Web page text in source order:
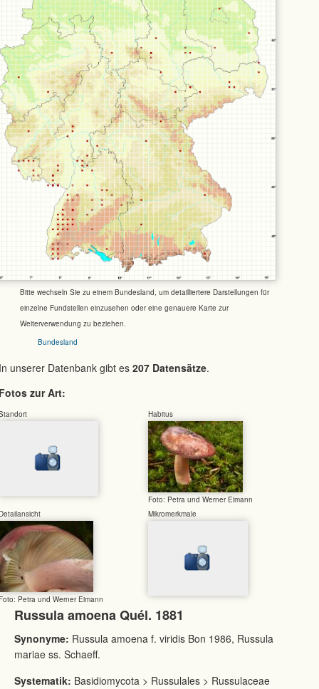
Bitte wechseln Sie zu einem Bundesland, um detailliertere Darstellungen für
einzelne Fundstellen einzusehen oder eine genauere Karte zur
Weiterverwendung zu beziehen.
Bundesland
unserer Datenbank gibt es 207 Datensätze.
zur Art:
Habitus
Foto: Petra und Werner Eimann
Petra und Werner Eimann
Mikromerkmale
Russula amoena Quél. 1881
Synonyme: Russula amoena f. viridis Bon 1986, Russula
mariae ss. Schaeff.
Systematik: Basidiomycota > Russulales > Russulaceae